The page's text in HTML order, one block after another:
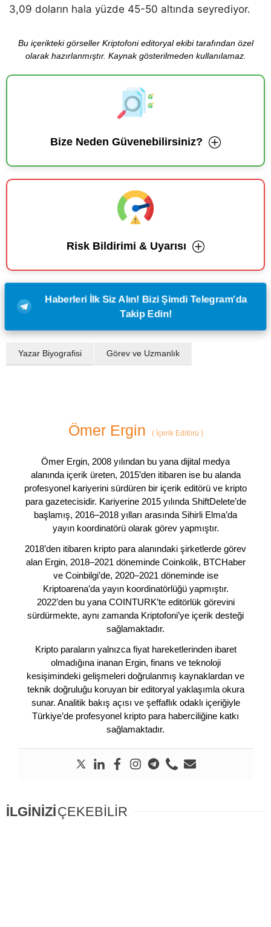
3,09 doların hala yüzde 45-50 altında seyrediyor.
Bu içerikteki görseller Kriptofoni editoryal ekibi tarafından özel
olarak hazırlanmıştır. Kaynak gösterilmeden kullanılamaz.
Bize Neden Güvenebilirsiniz?
Risk Bildirimi & Uyarısı
Haberleri İlk Siz Alın! Bizi Şimdi Telegram'da
Takip Edin!
Yazar Biyografisi Görev ve Uzmanlık
Ömer Ergin (İçerik Editörü )
Ömer Ergin, 2008 yılından bu yana dijital medya
alanında içerik üreten, 2015’den itibaren ise bu alanda
profesyonel kariyerini sürdüren bir içerik editörü ve kripto
para gazetecisidir. Kariyerine 2015 yılında ShiftDelete’de
başlamış, 2016–2018 yılları arasında Sihirli Elma’da
yayın koordinatörü olarak görev yapmıştır.
2018’den itibaren kripto para alanındaki şirketlerde görev
alan Ergin, 2018–2021 döneminde Coinkolik, BTCHaber
ve Coinbilgi’de, 2020–2021 döneminde ise
Kriptoarena’da yayın koordinatörlüğü yapmıştır.
2022’den bu yana COINTURK’te editörlük görevini
sürdürmekte, aynı zamanda Kriptofoni’ye içerik desteği
sağlamaktadır.
Kripto paraların yalnızca fiyat hareketlerinden ibaret
olmadığına inanan Ergin, finans ve teknoloji
kesişimindeki gelişmeleri doğrulanmış kaynaklardan ve
teknik doğruluğu koruyan bir editoryal yaklaşımla okura
sunar. Analitik bakış açısı ve şeffaflık odaklı içeriğiyle
Türkiye’de profesyonel kripto para haberciliğine katkı
sağlamaktadır.
İLGİNİZİÇEKEBİLİR